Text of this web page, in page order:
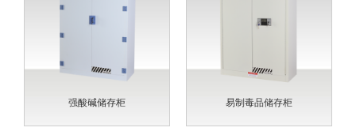
强酸碱储存柜 易制毒品储存柜